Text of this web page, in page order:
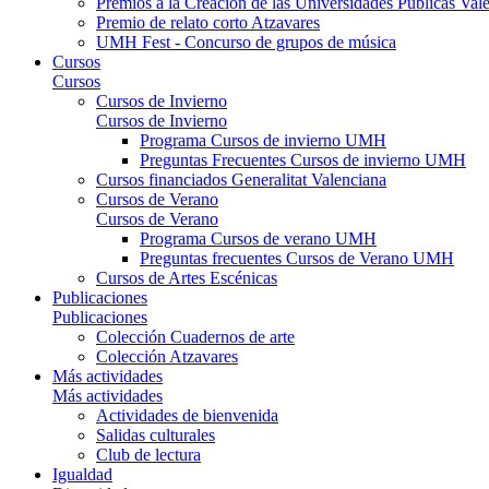
Premio de relato corto Atzavares
UMH Fest - Concurso de grupos de música
Cursos
Cursos
Cursos de Invierno
Cursos de Invierno
Programa Cursos de invierno UMH
Preguntas Frecuentes Cursos de invierno UMH
Cursos financiados Generalitat Valenciana
Cursos de Verano
Cursos de Verano
Programa Cursos de verano UMH
Preguntas frecuentes Cursos de Verano UMH
Cursos de Artes Escénicas
Publicaciones
Publicaciones
Colección Cuadernos de arte
Colección Atzavares
Más actividades
Más actividades
Actividades de bienvenida
Salidas culturales
Club de lectura
Igualdad